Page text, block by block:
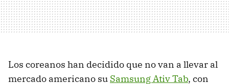
Los coreanos han decidido que no van a llevar al
mercado americano su Samsung Ativ Tab, con